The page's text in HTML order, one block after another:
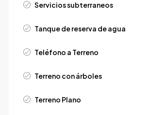
Servicios subterraneos
Tanque de reserva de agua
Teléfono a Terreno
Terreno con árboles
Terreno Plano